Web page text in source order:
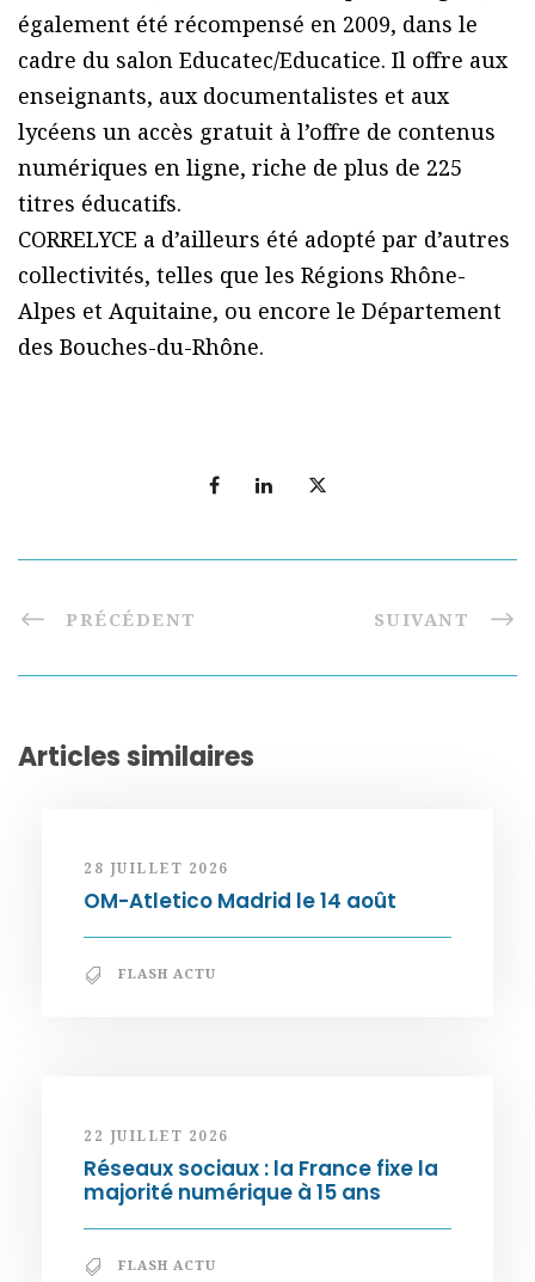
également été récompensé en 2009, dans le
cadre du salon Educatec/Educatice. Il offre aux
enseignants, aux documentalistes et aux
lycéens un accès gratuit à l’offre de contenus
numériques en ligne, riche de plus de 225
titres éducatifs.
CORRELYCE a d’ailleurs été adopté par d’autres
collectivités, telles que les Régions Rhône-
Alpes et Aquitaine, ou encore le Département
des Bouches-du-Rhône.
PRÉCÉDENT SUIVANT
Articles similaires
28 JUILLET 2026
OM-Atletico Madrid le 14 août
FLASH ACTU
22 JUILLET 2026
Réseaux sociaux : la France fixe la
majorité numérique à 15 ans
FLASH ACTU